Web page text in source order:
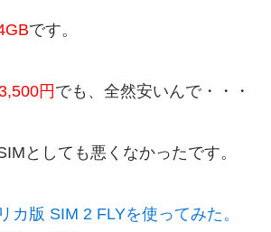
です。
円でも、全然安いんで・・・
としても悪くなかったです。
カ版 SIM 2 FLYを使ってみた。